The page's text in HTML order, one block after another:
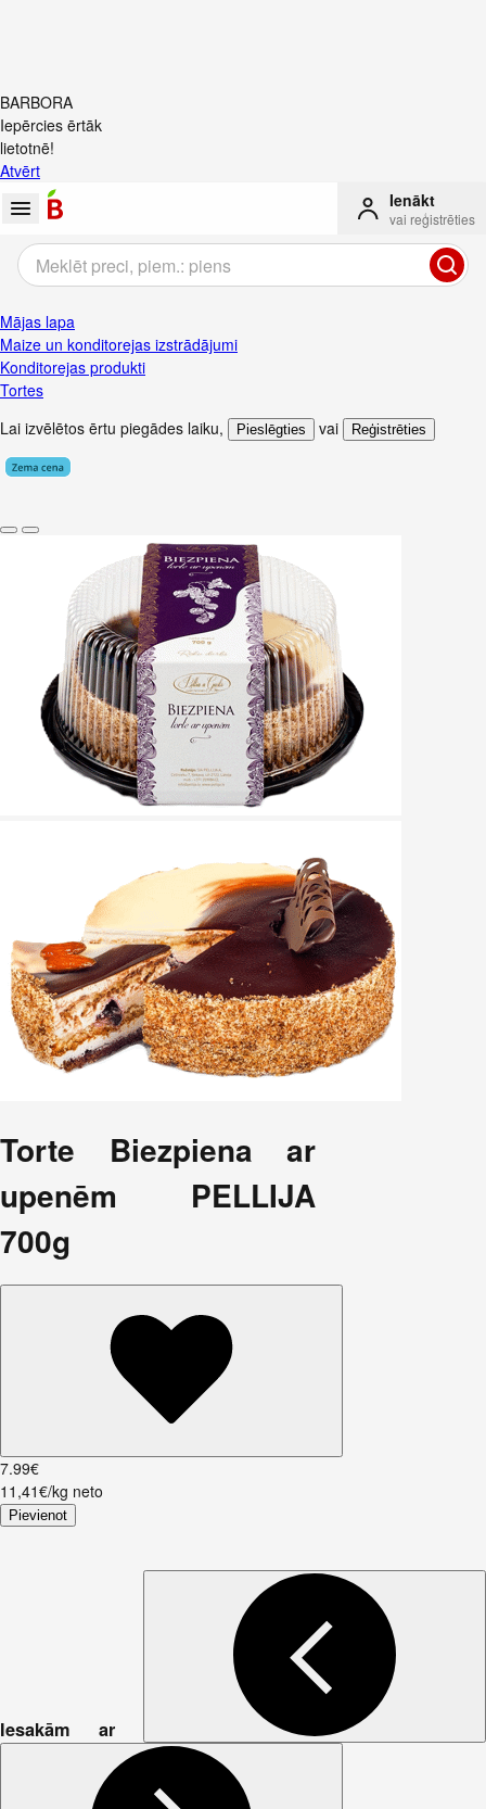
BARBORA
Iepērcies ērtāk
lietotnē!
Atvērt
Ienākt
vai reģistrēties
Mājas lapa
Maize un konditorejas izstrādājumi
Konditorejas produkti
Tortes
Lai izvēlētos ērtu piegādes laiku, Pieslēgties vai Reģistrēties
Torte Biezpiena ar
upenēm PELLIJA
700g
7.99€
11,41€/kg neto
Pievienot
Iesakām ar